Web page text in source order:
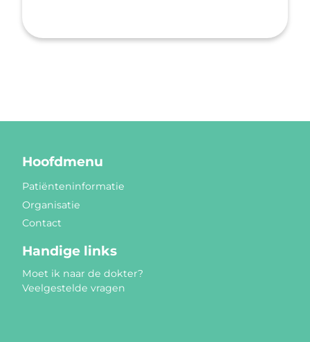
Hoofdmenu
Patiënteninformatie
Organisatie
Contact
Handige links
Moet ik naar de dokter?
Veelgestelde vragen